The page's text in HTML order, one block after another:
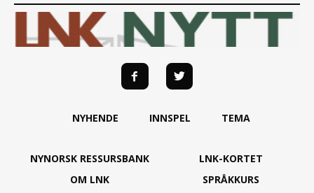
NYHENDE INNSPEL TEMA
NYNORSK RESSURSBANK
OM LNK
LNK-KORTET
SPRÅKKURS